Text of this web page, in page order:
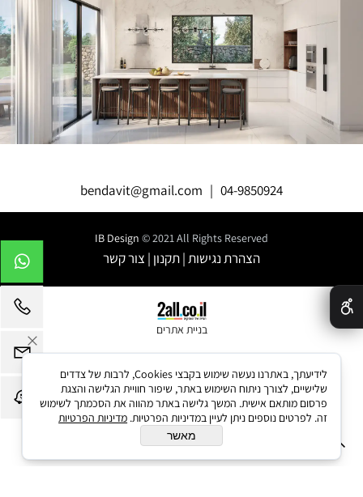
bendavit@gmail.com | 04-9850924
IB Design © 2021 All Rights Reserved
הצהרת נגישות|תקנון | צור קשר
בניית אתרים
לידיעתך, באתרנו נעשה שימוש בקבצי Cookies, לרבות של צדדים
שלישיים, לצורך ניתוח השימוש באתר, שיפור חוויית הגלישה והצגת
פרסום מותאם אישית. המשך גלישה באתר מהווה את הסכמתך לשימוש
זה. לפרטים נוספים ניתן לעיין במדיניות הפרטיות. מדיניות הפרטיות
מאשר